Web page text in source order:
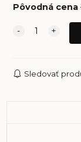
Pôvodná cena
Sledovať